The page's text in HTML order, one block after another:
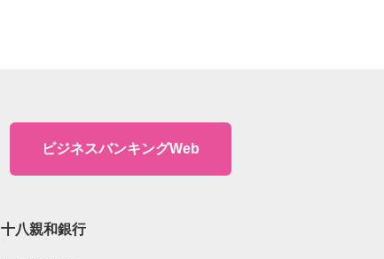
ビジネスバンキングWeb
十八親和銀行